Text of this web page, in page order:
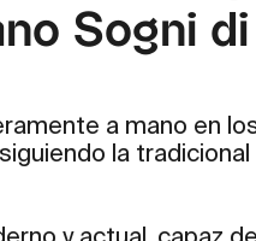
Sogni
a mano en
la